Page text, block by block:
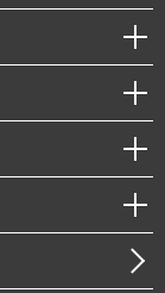
（政策）